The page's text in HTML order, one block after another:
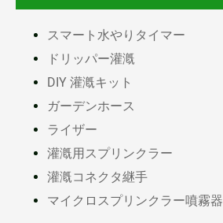
スマート水やりタイマー
ドリッパー灌漑
DIY 灌漑キット
ガーデンホース
ライザー
灌漑用スプリンクラー
灌漑コネクタ継手
マイクロスプリンクラー噴霧器